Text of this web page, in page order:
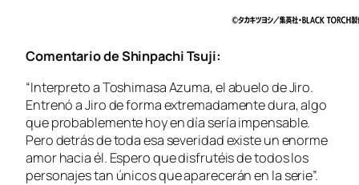
Comentario de Shinpachi Tsuji:
“Interpreto a Toshimasa Azuma, el abuelo de Jiro.
Entrenó a Jiro de forma extremadamente dura, algo
que probablemente hoy en día sería impensable.
Pero detrás de toda esa severidad existe un enorme
amor hacia él. Espero que disfrutéis de todos los
personajes tan únicos que aparecerán en la serie”.